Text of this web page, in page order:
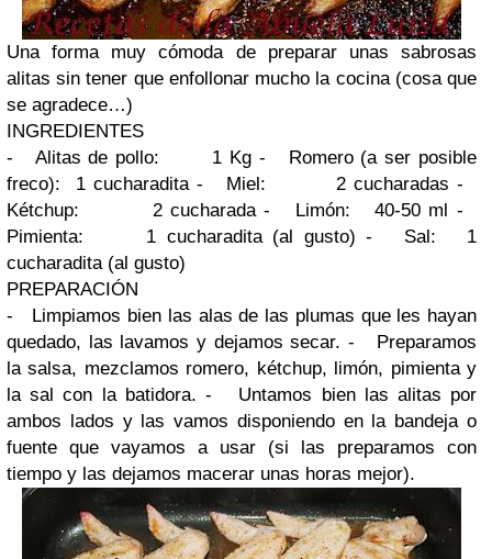
Una forma muy cómoda de preparar unas sabrosas
alitas sin tener que enfollonar mucho la cocina (cosa que
se agradece…)
INGREDIENTES
-
Alitas de pollo: 1 Kg -
Romero (a ser posible
freco):
1 cucharadita- Miel: 2 cucharadas -
Kétchup:
2 cucharada - Limón: 40-50 ml -
Pimienta:
1 cucharadita (al gusto) - Sal:
1
cucharadita (al gusto)
PREPARACIÓN
-
Limpiamos bien las alas de las plumas que les hayan
quedado, las lavamos y dejamos secar. -
Preparamos
la salsa, mezclamos romero, kétchup, limón, pimienta y
la sal con la batidora. -
Untamos bien las alitas por
ambos lados y las vamos disponiendo en la bandeja o
fuente que vayamos a usar (si las preparamos con
tiempo y las dejamos macerar unas horas mejor).